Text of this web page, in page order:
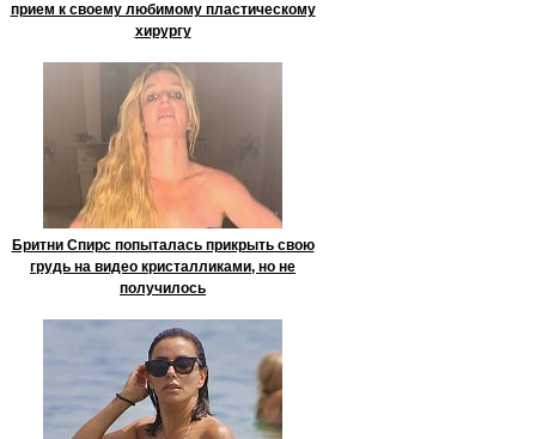
прием к своему любимому пластическому
хирургу
Бритни Спирс попыталась прикрыть свою
грудь на видео кристалликами, но не
получилось